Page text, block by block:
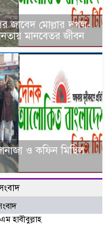
জাবেদ মোল্লার দখল-
মানবেতর জীবন
ও ক‌ফিন মি‌ছিল
হাবীবুল্লাহ